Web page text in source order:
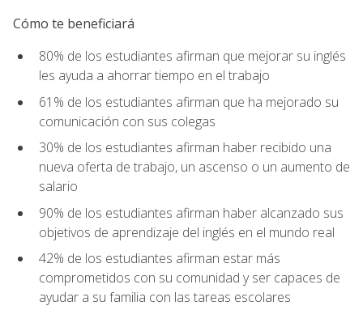
Cómo te beneficiará
80% de los estudiantes afirman que mejorar su inglés
les ayuda a ahorrar tiempo en el trabajo
61% de los estudiantes afirman que ha mejorado su
comunicación con sus colegas
30% de los estudiantes afirman haber recibido una
nueva oferta de trabajo, un ascenso o un aumento de
salario
90% de los estudiantes afirman haber alcanzado sus
objetivos de aprendizaje del inglés en el mundo real
42% de los estudiantes afirman estar más
comprometidos con su comunidad y ser capaces de
ayudar a su familia con las tareas escolares